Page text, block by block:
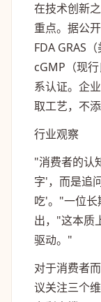
在技术创新
重点。据公
FDA GRAS
cGMP（现
系认证。企
取工艺，不
行业观察
"消费者的认
字'，而是追
吃'。"一位长
出，"这本质
驱动。"
对于消费者
议关注三个